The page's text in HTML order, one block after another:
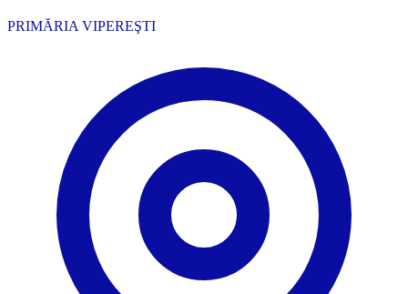
PRIMĂRIA VIPEREŞTI